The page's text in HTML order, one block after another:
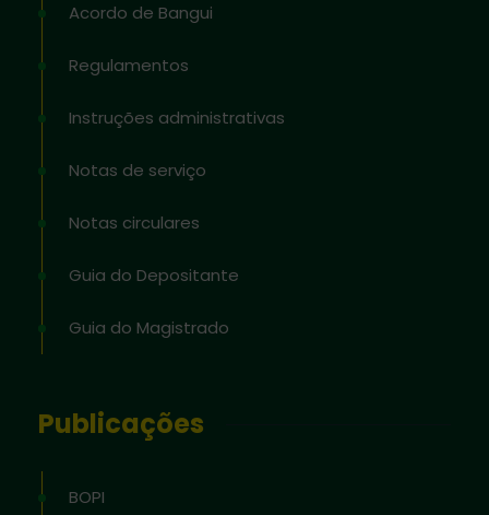
Acordo de Bangui
Regulamentos
Instruções administrativas
Notas de serviço
Notas circulares
Guia do Depositante
Guia do Magistrado
Publicações
BOPI